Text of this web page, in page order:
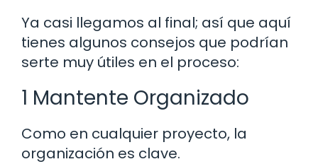
Ya casi llegamos al final; así que aquí
tienes algunos consejos que podrían
serte muy útiles en el proceso:
1 Mantente Organizado
Como en cualquier proyecto, la
organización es clave.